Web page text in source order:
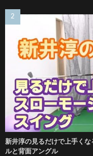
新井淳の見るだけで上手く
ルと背面アングル